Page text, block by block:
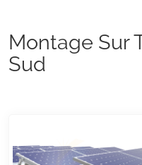
Montage Sur
Sud